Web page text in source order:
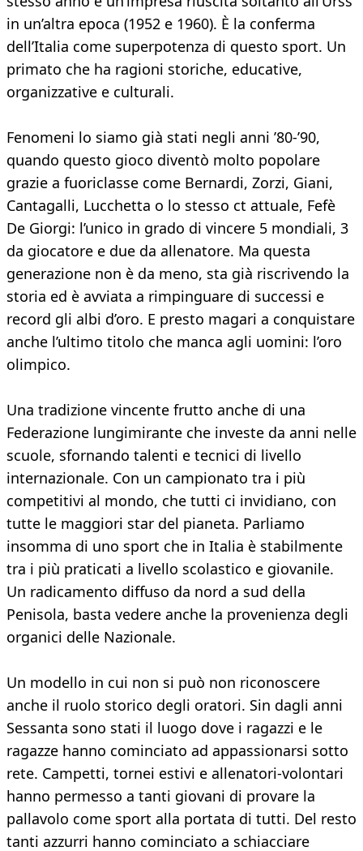
in un’altra epoca (1952 e 1960). È la conferma
dell’Italia come superpotenza di questo sport. Un
primato che ha ragioni storiche, educative,
organizzative e culturali.
Fenomeni lo siamo già stati negli anni ’80-’90,
quando questo gioco diventò molto popolare
grazie a fuoriclasse come Bernardi, Zorzi, Giani,
Cantagalli, Lucchetta o lo stesso ct attuale, Fefè
De Giorgi: l’unico in grado di vincere 5 mondiali, 3
da giocatore e due da allenatore. Ma questa
generazione non è da meno, sta già riscrivendo la
storia ed è avviata a rimpinguare di successi e
record gli albi d’oro. E presto magari a conquistare
anche l’ultimo titolo che manca agli uomini: l’oro
olimpico.
Una tradizione vincente frutto anche di una
Federazione lungimirante che investe da anni nelle
scuole, sfornando talenti e tecnici di livello
internazionale. Con un campionato tra i più
competitivi al mondo, che tutti ci invidiano, con
tutte le maggiori star del pianeta. Parliamo
insomma di uno sport che in Italia è stabilmente
tra i più praticati a livello scolastico e giovanile.
Un radicamento diffuso da nord a sud della
Penisola, basta vedere anche la provenienza degli
organici delle Nazionale.
Un modello in cui non si può non riconoscere
anche il ruolo storico degli oratori. Sin dagli anni
Sessanta sono stati il luogo dove i ragazzi e le
ragazze hanno cominciato ad appassionarsi sotto
rete. Campetti, tornei estivi e allenatori-volontari
hanno permesso a tanti giovani di provare la
pallavolo come sport alla portata di tutti. Del resto
tanti azzurri hanno cominciato a schiacciare